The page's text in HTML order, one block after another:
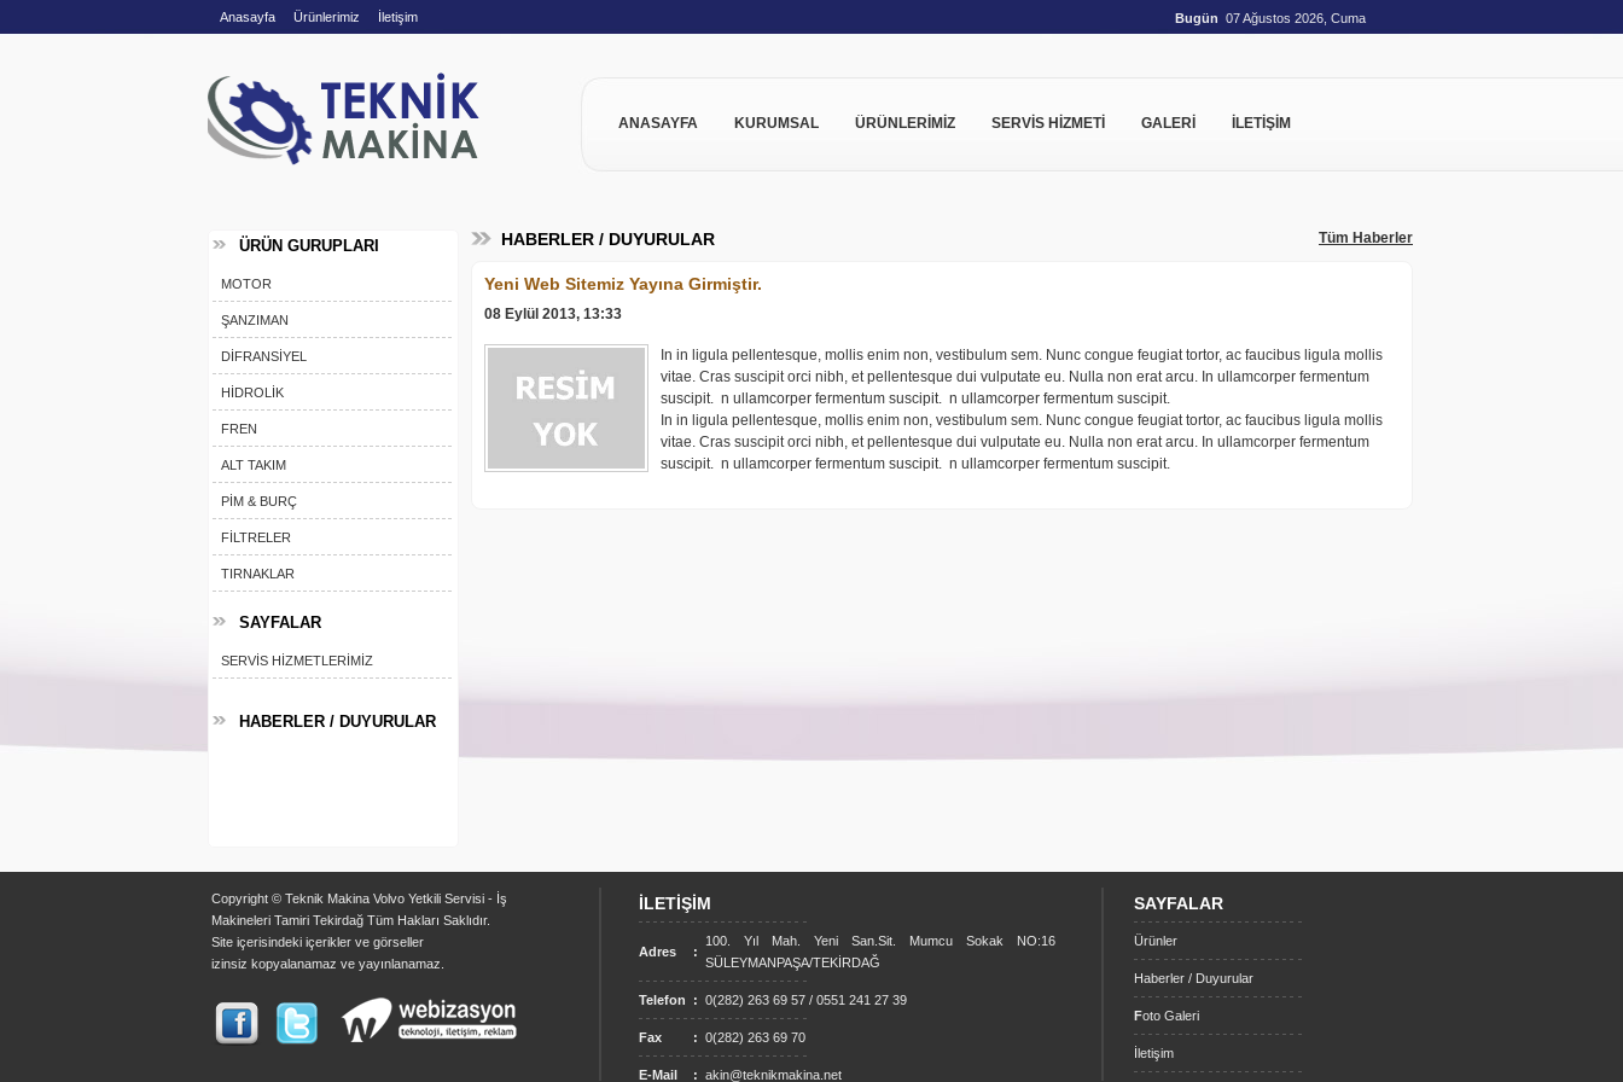
Anasayfa Ürünlerimiz İletişim Bugün 07 Ağustos 2026, Cuma
ANASAYFA KURUMSAL ÜRÜNLERİMİZ SERVİS HİZMETİ GALERİ İLETİŞİM
ÜRÜN GURUPLARI
MOTOR
ŞANZIMAN
DİFRANSİYEL
HİDROLİK
FREN
ALT TAKIM
PİM & BURÇ
FİLTRELER
TIRNAKLAR
SAYFALAR
SERVİS HİZMETLERİMİZ
HABERLER / DUYURULAR
HABERLER / DUYURULAR Tüm Haberler
Yeni Web Sitemiz Yayına Girmiştir.
08 Eylül 2013, 13:33
In in ligula pellentesque, mollis enim non, vestibulum sem. Nunc congue feugiat tortor, ac faucibus ligula mollis
vitae. Cras suscipit orci nibh, et pellentesque dui vulputate eu. Nulla non erat arcu. In ullamcorper fermentum
suscipit. n ullamcorper fermentum suscipit. n ullamcorper fermentum suscipit.
In in ligula pellentesque, mollis enim non, vestibulum sem. Nunc congue feugiat tortor, ac faucibus ligula mollis
vitae. Cras suscipit orci nibh, et pellentesque dui vulputate eu. Nulla non erat arcu. In ullamcorper fermentum
suscipit. n ullamcorper fermentum suscipit. n ullamcorper fermentum suscipit.
Copyright © Teknik Makina Volvo Yetkili Servisi - İş
Makineleri Tamiri Tekirdağ Tüm Hakları Saklıdır.
Site içerisindeki içerikler ve görseller
izinsiz kopyalanamaz ve yayınlanamaz.
İLETİŞİM
Adres :
100. Yıl Mah. Yeni San.Sit. Mumcu Sokak NO:16
SÜLEYMANPAŞA/TEKİRDAĞ
Telefon : 0(282) 263 69 57 / 0551 241 27 39
Fax : 0(282) 263 69 70
E-Mail : akin@teknikmakina.net
SAYFALAR
Ürünler
Haberler / Duyurular
Foto Galeri
İletişim